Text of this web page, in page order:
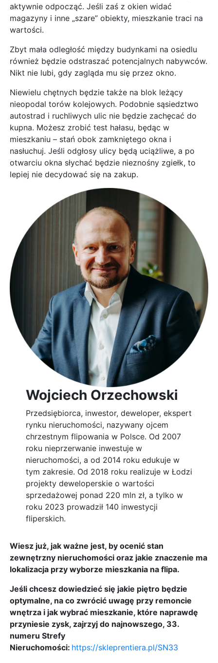
aktywnie odpocząć. Jeśli zaś z okien widać
magazyny i inne „szare” obiekty, mieszkanie traci na
wartości.
Zbyt mała odległość między budynkami na osiedlu
również będzie odstraszać potencjalnych nabywców.
Nikt nie lubi, gdy zagląda mu się przez okno.
Niewielu chętnych będzie także na blok leżący
nieopodal torów kolejowych. Podobnie sąsiedztwo
autostrad i ruchliwych ulic nie będzie zachęcać do
kupna. Możesz zrobić test hałasu, będąc w
mieszkaniu – stań obok zamkniętego okna i
nasłuchuj. Jeśli odgłosy ulicy będą uciążliwe, a po
otwarciu okna słychać będzie nieznośny zgiełk, to
lepiej nie decydować się na zakup.
Wojciech Orzechowski
Przedsiębiorca, inwestor, deweloper, ekspert
rynku nieruchomości, nazywany ojcem
chrzestnym flipowania w Polsce. Od 2007
roku nieprzerwanie inwestuje w
nieruchomości, a od 2014 roku edukuje w
tym zakresie. Od 2018 roku realizuje w Łodzi
projekty deweloperskie o wartości
sprzedażowej ponad 220 mln zł, a tylko w
roku 2023 prowadził 140 inwestycji
fliperskich.
Wiesz już, jak ważne jest, by ocenić stan
zewnętrzny nieruchomości oraz jakie znaczenie ma
lokalizacja przy wyborze mieszkania na flipa.
Jeśli chcesz dowiedzieć się jakie piętro będzie
optymalne, na co zwrócić uwagę przy remoncie
wnętrza i jak wybrać mieszkanie, które naprawdę
przyniesie zysk, zajrzyj do najnowszego, 33.
numeru Strefy
Nieruchomości: https://skleprentiera.pl/SN33